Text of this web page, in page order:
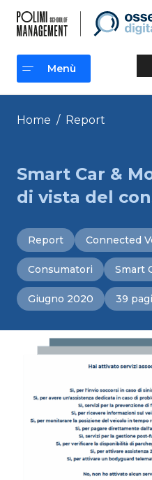
contenuto
Menù
Menù
Home / Report
Smart Car &
di vista del
Report Connected
Consumatori Smart
Giugno 2020 39